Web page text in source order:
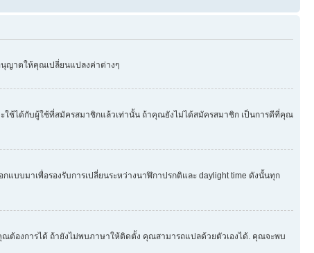
ญาตให้คุณเปลี่ยนแปลงค่าต่างๆ
ใช้ได้กับผู้ใช้ที่สมัครสมาชิกแล้วเท่านั้น ถ้าคุณยังไม่ได้สมัครสมาชิก เป็นการดีที่คุณ
แบบมาเพื่อรองรับการเปลี่ยนระหว่างนาฬิกาปรกติและ daylight time ดังนั้นทุก
ต้องการได้ ถ้ายังไม่พบภาษาให้ติดตั้ง คุณสามารถแปลด้วยตัวเองได้. คุณจะพบ